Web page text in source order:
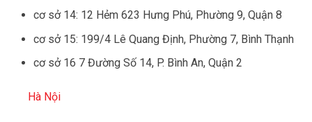
cơ sở 14: 12 Hẻm 623 Hưng Phú, Phường 9, Quận 8
cơ sở 15: 199/4 Lê Quang Định, Phường 7, Bình Thạnh
cơ sở 16 7 Đường Số 14, P. Bình An, Quận 2
Hà Nội